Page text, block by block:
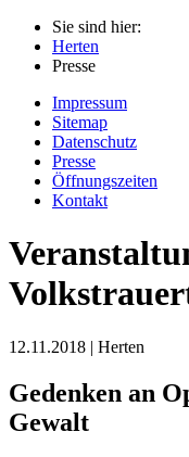
Sie sind hier:
Herten
Presse
Impressum
Sitemap
Datenschutz
Presse
Öffnungszeiten
Kontakt
12.11.2018 | Herten
Gedenken an
Gewalt